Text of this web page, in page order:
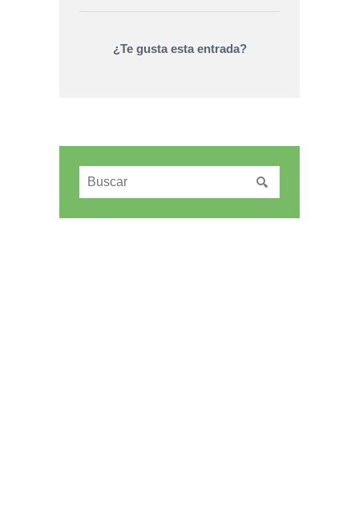
¿Te gusta esta entrada?